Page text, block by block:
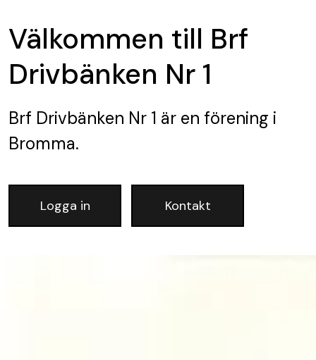
Välkommen till Brf
Drivbänken Nr 1
Brf Drivbänken Nr 1 är en förening i
Bromma.
Logga in Kontakt